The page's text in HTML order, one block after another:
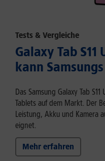
Tests & Vergleiche
Galaxy Tab S11
kann
Das Samsung Galaxy Tab
Tablets auf dem Markt. Der
Leistung, Akku und Kamera
eignet.
Mehr erfahren